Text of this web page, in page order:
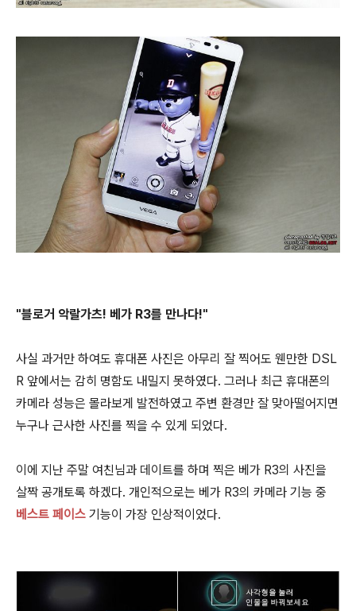
"블로거 악랄가츠! 베가 R3를 만나다!"
사실 과거만 하여도 휴대폰 사진은 아무리 잘 찍어도 웬만한 DSL
R 앞에서는 감히 명함도 내밀지 못하였다. 그러나 최근 휴대폰의
카메라 성능은 몰라보게 발전하였고 주변 환경만 잘 맞아떨어지면
누구나 근사한 사진를 찍을 수 있게 되었다.
이에 지난 주말 여친님과 데이트를 하며 찍은 베가 R3의 사진을
살짝 공개토록 하겠다. 개인적으로는 베가 R3의 카메라 기능 중
베스트 페이스 기능이 가장 인상적이었다.